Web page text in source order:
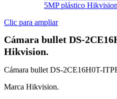
Clic para ampliar
Cámara bullet DS-
Hikvision.
Cámara bullet DS-2CE16H0T-
Marca Hikvision.